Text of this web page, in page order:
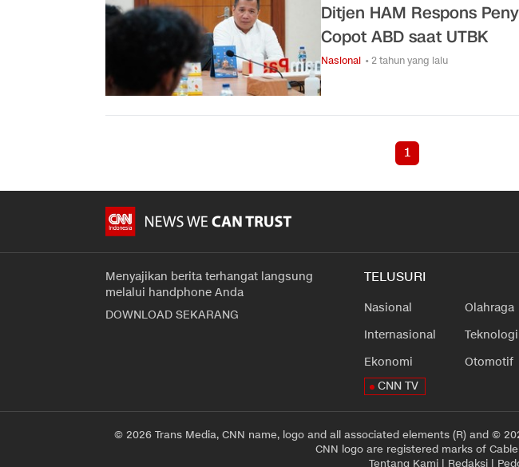
Ditjen HAM Respons
Copot ABD saat UTBK
Nasional • 2 tahun yang lalu
1
Menyajikan berita terhangat langsung
melalui handphone Anda
DOWNLOAD SEKARANG
TELUSURI
Nasional
Internasional
Ekonomi
Olahraga
Teknologi
Otomotif
CNN TV
© 2026 Trans Media, CNN name, logo and all associated elements (R) and ©
CNN logo are registered marks of
Tentang Kami | Redaksi |